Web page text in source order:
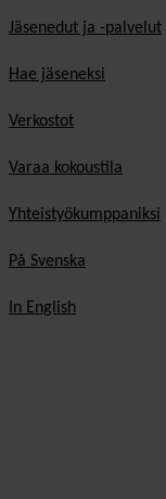
Jäsenedut ja -palvelut
Hae jäseneksi
Verkostot
Varaa kokoustila
Yhteistyökumppaniksi
På Svenska
In English